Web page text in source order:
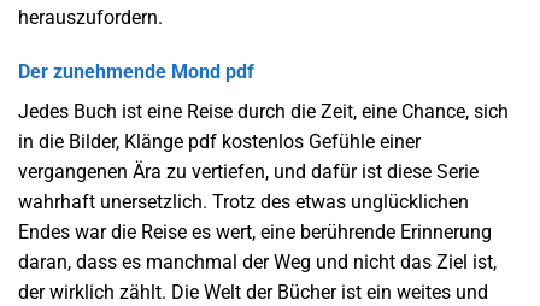
herauszufordern.
Der zunehmende Mond pdf
Jedes Buch ist eine Reise durch die Zeit, eine Chance, sich
in die Bilder, Klänge pdf kostenlos Gefühle einer
vergangenen Ära zu vertiefen, und dafür ist diese Serie
wahrhaft unersetzlich. Trotz des etwas unglücklichen
Endes war die Reise es wert, eine berührende Erinnerung
daran, dass es manchmal der Weg und nicht das Ziel ist,
der wirklich zählt. Die Welt der Bücher ist ein weites und